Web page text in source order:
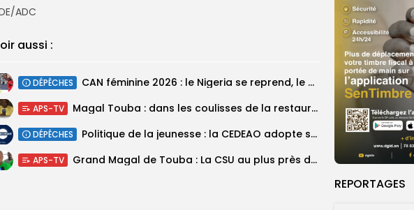
REPORTAGES
ADC
aussi :
DÉPÊCHES ‎CAN féminine 2026 : le Nigeria se reprend, le Malawi surprend encore...
APS-TV Magal Touba : dans les coulisses de la restauration de la presse...
DÉPÊCHES Politique de la jeunesse : la CEDEAO adopte son plan d’actions stratégiques...
APS-TV Grand Magal de Touba : La CSU au plus près des pèlerins